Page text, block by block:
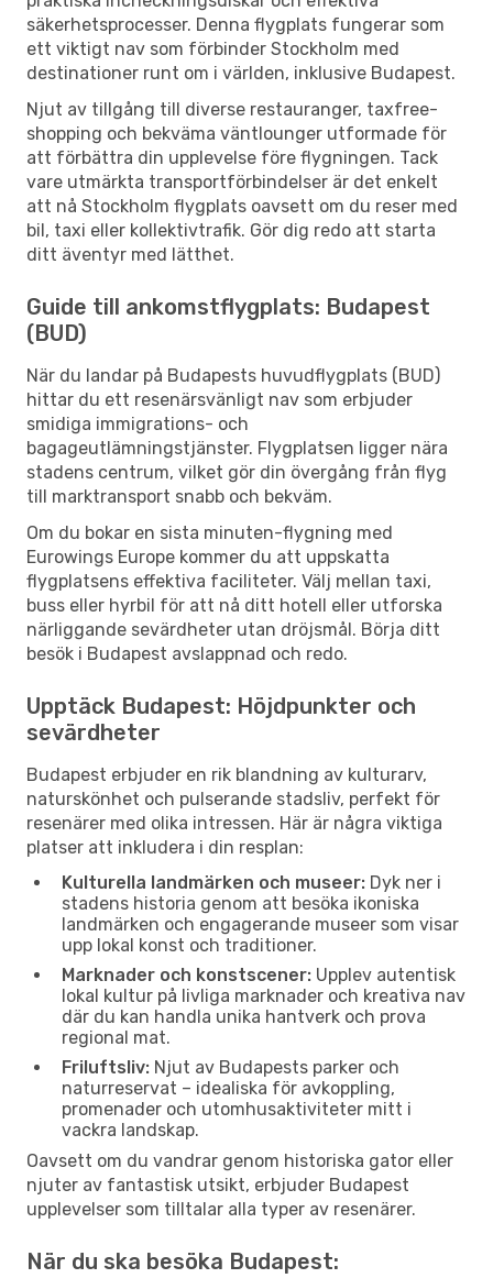
säkerhetsprocesser. Denna flygplats fungerar som
ett viktigt nav som förbinder Stockholm med
destinationer runt om i världen, inklusive Budapest.
Njut av tillgång till diverse restauranger, taxfree-
shopping och bekväma väntlounger utformade för
att förbättra din upplevelse före flygningen. Tack
vare utmärkta transportförbindelser är det enkelt
att nå Stockholm flygplats oavsett om du reser med
bil, taxi eller kollektivtrafik. Gör dig redo att starta
ditt äventyr med lätthet.
Guide till ankomstflygplats: Budapest
(BUD)
När du landar på Budapests huvudflygplats (BUD)
hittar du ett resenärsvänligt nav som erbjuder
smidiga immigrations- och
bagageutlämningstjänster. Flygplatsen ligger nära
stadens centrum, vilket gör din övergång från flyg
till marktransport snabb och bekväm.
Om du bokar en sista minuten-flygning med
Eurowings Europe kommer du att uppskatta
flygplatsens effektiva faciliteter. Välj mellan taxi,
buss eller hyrbil för att nå ditt hotell eller utforska
närliggande sevärdheter utan dröjsmål. Börja ditt
besök i Budapest avslappnad och redo.
Upptäck Budapest: Höjdpunkter och
sevärdheter
Budapest erbjuder en rik blandning av kulturarv,
naturskönhet och pulserande stadsliv, perfekt för
resenärer med olika intressen. Här är några viktiga
platser att inkludera i din resplan:
Kulturella landmärken och museer: Dyk ner i
stadens historia genom att besöka ikoniska
landmärken och engagerande museer som visar
upp lokal konst och traditioner.
Marknader och konstscener: Upplev autentisk
lokal kultur på livliga marknader och kreativa nav
där du kan handla unika hantverk och prova
regional mat.
Friluftsliv: Njut av Budapests parker och
naturreservat – idealiska för avkoppling,
promenader och utomhusaktiviteter mitt i
vackra landskap.
Oavsett om du vandrar genom historiska gator eller
njuter av fantastisk utsikt, erbjuder Budapest
upplevelser som tilltalar alla typer av resenärer.
När du ska besöka Budapest: